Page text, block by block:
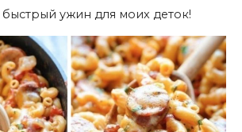
ужин для моих деток!